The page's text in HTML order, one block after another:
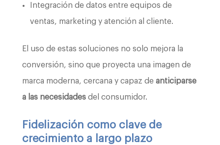
Integración de datos entre equipos de
ventas, marketing y atención al cliente.
El uso de estas soluciones no solo mejora la
conversión, sino que proyecta una imagen de
marca moderna, cercana y capaz de anticiparse
a las necesidadesdel consumidor.
Fidelización como clave de
crecimiento a largo plazo